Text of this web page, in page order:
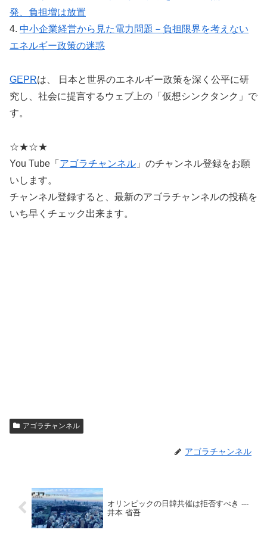
発、負担増は放置
4. 中小企業経営から見た電力問題－負担限界を考えない
エネルギー政策の迷惑
GEPRは、 日本と世界のエネルギー政策を深く公平に研
究し、社会に提言するウェブ上の「仮想シンクタンク」で
す。
☆★☆★
You Tube「 アゴラチャンネル 」のチャンネル登録をお願
いします。
チャンネル登録すると、最新のアゴラチャンネルの投稿を
いち早くチェック出来ます。
アゴラチャンネル
アゴラチャンネル
オリンピックの日韓共催は拒否すべき ---
井本 省吾